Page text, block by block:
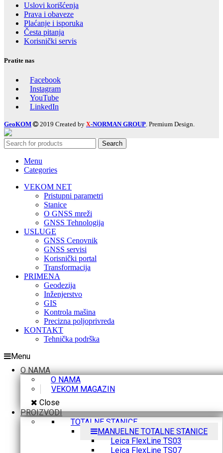
Uslovi korišćenja
Prava i obaveze
Plaćanje i isporuka
Česta pitanja
Korisnički servis
Pratite nas
Facebook
Instagram
YouTube
LinkedIn
GeoKOM 2019 Created by X-NORMAN GROUP . Premium Design.
Search
Menu
Categories
VEKOM NET
Pristupni parametri
Stanice
O GNSS mreži
GNSS Tehnologija
USLUGE
GNSS Cenovnik
GNSS servisi
Korisnički portal
Transformacija
PRIMENA
Geodezija
Inženjerstvo
GIS
Kontrola mašina
Precizna poljoprivreda
KONTAKT
Tehnička podrška
Menu
O NAMA
O NAMA
VEKOM MAGAZIN
Close
PROIZVODI
TOTALNE STANICE
MANUELNE TOTALNE STANICE
Leica FlexLine TS03
Leica FlexLine TS07